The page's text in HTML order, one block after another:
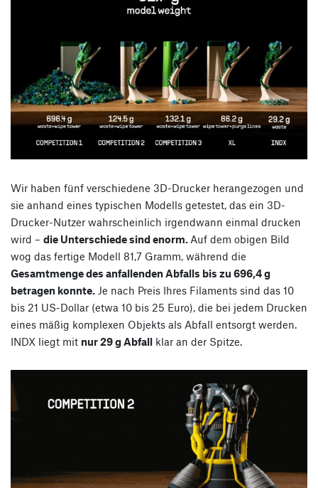
Wir haben fünf verschiedene 3D-Drucker herangezogen und
sie anhand eines typischen Modells getestet, das ein 3D-
Drucker-Nutzer wahrscheinlich irgendwann einmal drucken
wird – die Unterschiede sind enorm. Auf dem obigen Bild
wog das fertige Modell 81,7 Gramm, während die
Gesamtmenge des anfallenden Abfalls bis zu 696,4 g
betragen konnte. Je nach Preis Ihres Filaments sind das 10
bis 21 US-Dollar (etwa 10 bis 25 Euro), die bei jedem Drucken
eines mäßig komplexen Objekts als Abfall entsorgt werden.
INDX liegt mit nur 29 g Abfall klar an der Spitze.